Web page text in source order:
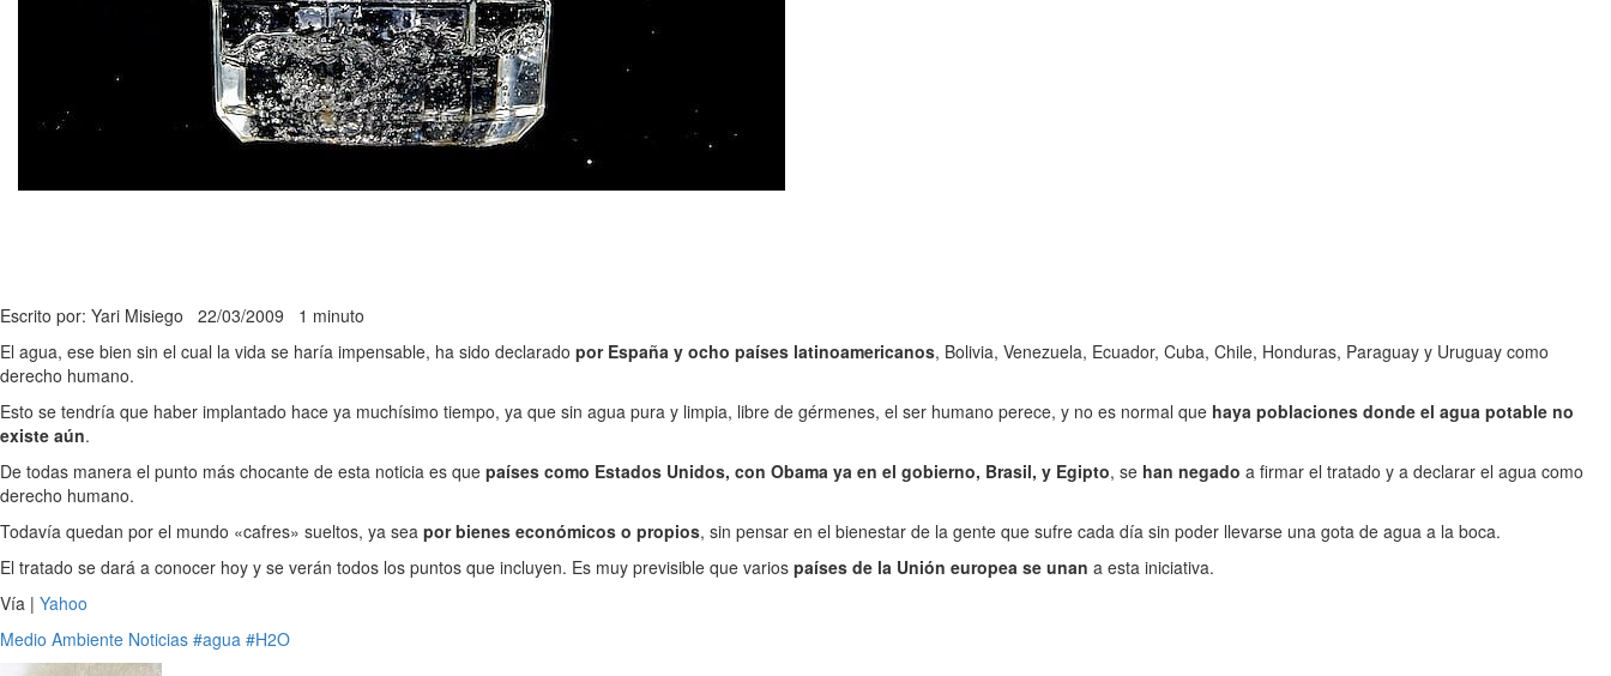
Escrito por: Yari Misiego 22/03/2009 1 minuto
El agua, ese bien sin el cual la vida se haría impensable, ha sido declarado por España y ocho países latinoamericanos, Bolivia, Venezuela, Ecuador, Cuba, Chile, Honduras, Paraguay y Uruguay como
derecho humano.
Esto se tendría que haber implantado hace ya muchísimo tiempo, ya que sin agua pura y limpia, libre de gérmenes, el ser humano perece, y no es normal que haya poblaciones donde el agua potable no
existe aún.
De todas manera el punto más chocante de esta noticia es que países como Estados Unidos, con Obama ya en el gobierno, Brasil, y Egipto, se han negado a firmar el tratado y a declarar el agua como
derecho humano.
Todavía quedan por el mundo «cafres» sueltos, ya sea por bienes económicos o propios, sin pensar en el bienestar de la gente que sufre cada día sin poder llevarse una gota de agua a la boca.
El tratado se dará a conocer hoy y se verán todos los puntos que incluyen. Es muy previsible que varios países de la Unión europea se unan a esta iniciativa.
Vía | Yahoo
Medio Ambiente Noticias #agua #H2O